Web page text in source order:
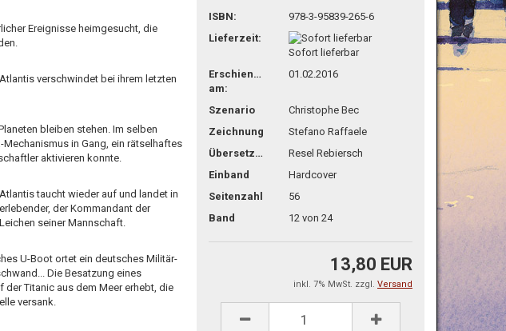
Ereignisse heimgesucht, die
verschwindet bei ihrem letzten
bleiben stehen. Im selben
in Gang, ein rätselhaftes
aktivieren konnte.
taucht wieder auf und landet in
der Kommandant der
seiner Mannschaft.
U-Boot ortet ein deutsches Militär-
Die Besatzung eines
Titanic aus dem Meer erhebt, die
versank.
ISBN:
978-3-95839-265-6
Lieferzeit:
Sofort lieferbar
Erschienen
am:
01.02.2016
Szenario
Christophe Bec
Zeichnung
Stefano Raffaele
Übersetzg.
Resel Rebiersch
Einband
Hardcover
Seitenzahl
56
Band
12 von 24
13,80 EUR
inkl. 7% MwSt. zzgl. Versand